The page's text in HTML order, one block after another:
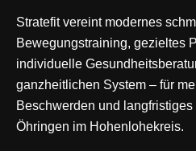
Stratefit vereint modernes
Bewegungstraining, gezieltes
individuelle
ganzheitlichen System – für
Beschwerden und
Öhringen im Hohenlohekreis.